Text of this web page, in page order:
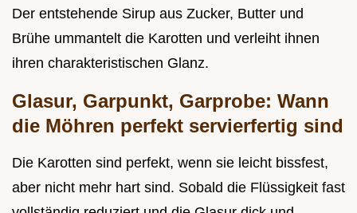
Der entstehende Sirup aus Zucker, Butter und
Brühe ummantelt die Karotten und verleiht ihnen
ihren charakteristischen Glanz.
Glasur, Garpunkt, Garprobe: Wann
die Möhren perfekt servierfertig sind
Die Karotten sind perfekt, wenn sie leicht bissfest,
aber nicht mehr hart sind. Sobald die Flüssigkeit fast